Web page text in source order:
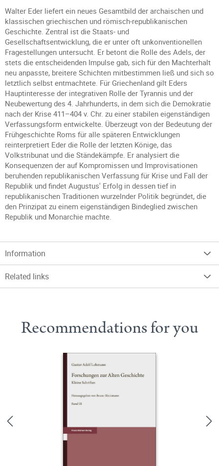
Walter Eder liefert ein neues Gesamtbild der archaischen und
klassischen griechischen und römisch-republikanischen
Geschichte. Zentral ist die Staats- und
Gesellschaftsentwicklung, die er unter oft unkonventionellen
Fragestellungen untersucht. Er betont die Rolle des Adels, der
stets die entscheidenden Impulse gab, sich für den Machterhalt
neu anpasste, breitere Schichten mitbestimmen ließ und sich so
letztlich selbst entmachtete. Für Griechenland gilt Eders
Hauptinteresse der integrativen Rolle der Tyrannis und der
Neubewertung des 4. Jahrhunderts, in dem sich die Demokratie
nach der Krise 411–404 v. Chr. zu einer stabilen eigenständigen
Verfassungsform entwickelte. Überzeugt von der Bedeutung der
Frühgeschichte Roms für alle späteren Entwicklungen
reinterpretiert Eder die Rolle der letzten Könige, das
Volkstribunat und die Ständekämpfe. Er analysiert die
Konsequenzen der auf Kompromissen und Improvisationen
beruhenden republikanischen Verfassung für Krise und Fall der
Republik und findet Augustus' Erfolg in dessen tief in
republikanischen Traditionen wurzelnder Politik begründet, die
den Prinzipat zu einem eigenständigen Bindeglied zwischen
Republik und Monarchie machte.
Information
Related links
Recommendations for you